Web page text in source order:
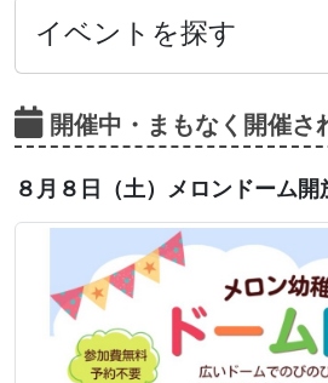
イベントを探す
開催中・まもなく開催さ
８月８日（土）メロンドーム開